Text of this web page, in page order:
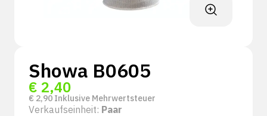
Showa B0605
€ 2,40
€ 2,90 Inklusive Mehrwertsteuer
Verkaufseinheit: Paar